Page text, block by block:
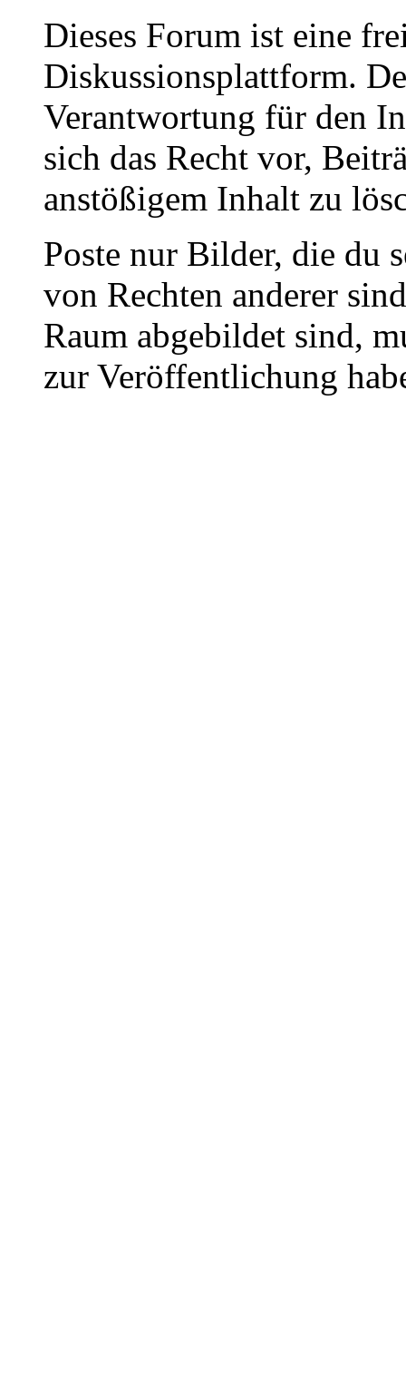
Dieses Forum ist eine
Diskussionsplattform.
Verantwortung für den
sich das Recht vor,
anstößigem Inhalt zu
Poste nur Bilder, die du
von Rechten anderer
Raum abgebildet sind,
zur Veröffentlichung